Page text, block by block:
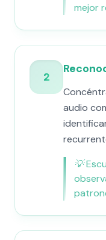
mejor
2
audio
💡